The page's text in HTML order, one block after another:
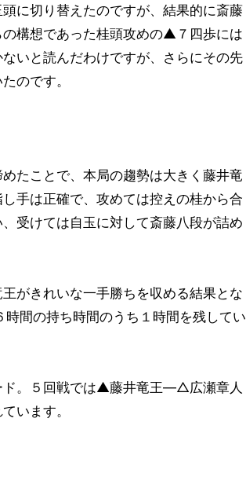
に切り替えたのですが、結果的に斎藤
構想であった桂頭攻めの▲７四歩には
いと読んだわけですが、さらにその先
のです。
たことで、本局の趨勢は大きく藤井竜
手は正確で、攻めては控えの桂から合
受けては自玉に対して斎藤八段が詰め
がきれいな一手勝ちを収める結果とな
間の持ち時間のうち１時間を残してい
ド。５回戦では▲藤井竜王―△広瀬章人
います。